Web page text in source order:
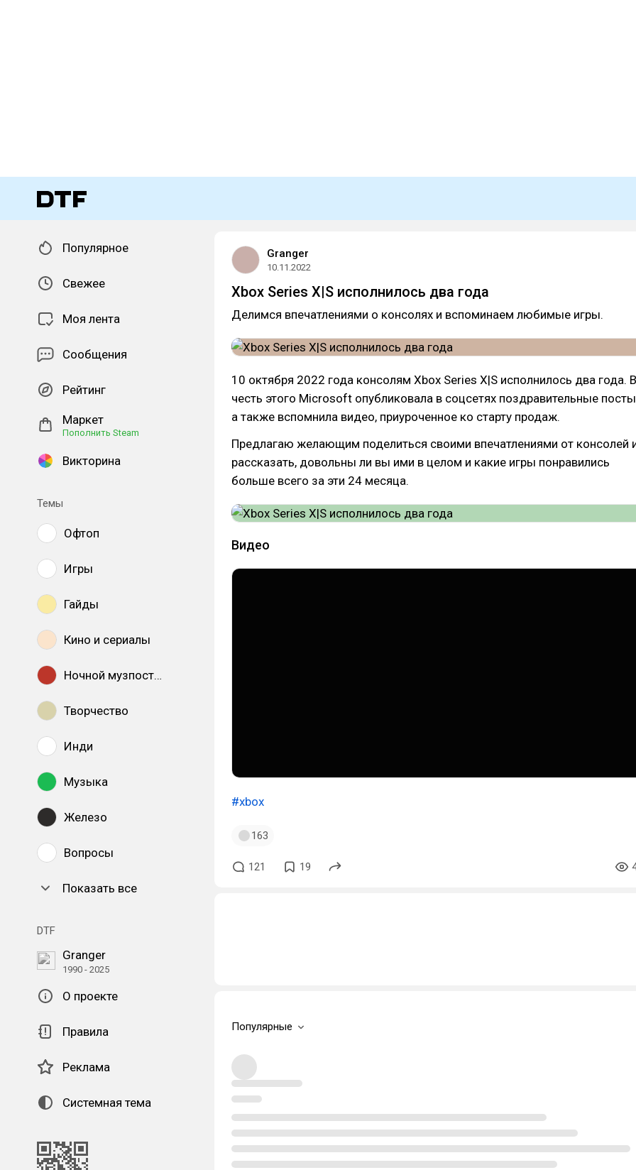
Популярное
Свежее
Моя лента
Сообщения
Рейтинг
Маркет
Пополнить Steam
Викторина
Темы
Офтоп
Игры
Гайды
Кино и сериалы
Ночной музпостинг
Творчество
Инди
Музыка
Железо
Вопросы
Показать все
DTF
Granger
1990 - 2025
О проекте
Правила
Реклама
Системная тема
Granger
10.11.2022
Xbox Series X|S исполнилось два года
Делимся впечатлениями о консолях и вспоминаем любимые игры.
10 октября 2022 года консолям Xbox Series X|S исполнилось два года. В
честь этого Microsoft опубликовала в соцсетях поздравительные
а также вспомнила видео, приуроченное ко старту продаж.
Предлагаю желающим поделиться своими впечатлениями от консолей
рассказать, довольны ли вы ими в целом и какие игры понравились
больше всего за эти 24 месяца.
Видео
#xbox
163
121 19
Популярные